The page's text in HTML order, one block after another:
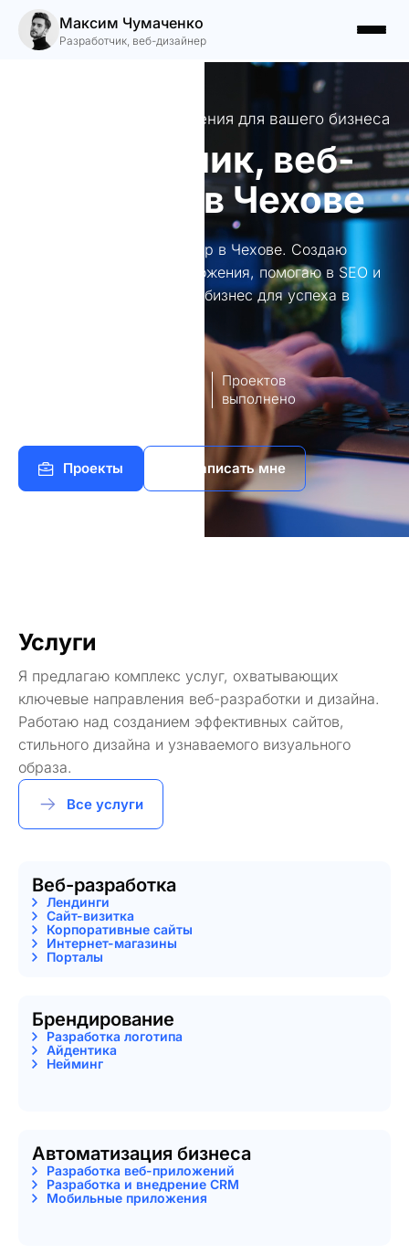
Максим Чумаченко
Разработчик, веб-дизайнер
Качественные веб-решения для вашего бизнеса
Разработчик, веб-
дизайнер в Чехове
Разработчик, веб-дизайнер в Чехове. Создаю
уникальные сайты и приложения, помогаю в SEO и
SMM. Доверьте мне свой бизнес для успеха в
Проектов
выполнено
Проекты Написать мне
Услуги
Я предлагаю комплекс услуг, охватывающих
ключевые направления веб-разработки и дизайна.
Работаю над созданием эффективных сайтов,
стильного дизайна и узнаваемого визуального
образа.
Все услуги
Веб-разработка
Лендинги
Сайт-визитка
Корпоративные сайты
Интернет-магазины
Порталы
Брендирование
Разработка логотипа
Айдентика
Нейминг
Автоматизация бизнеса
Разработка веб-приложений
Разработка и внедрение CRM
Мобильные приложения